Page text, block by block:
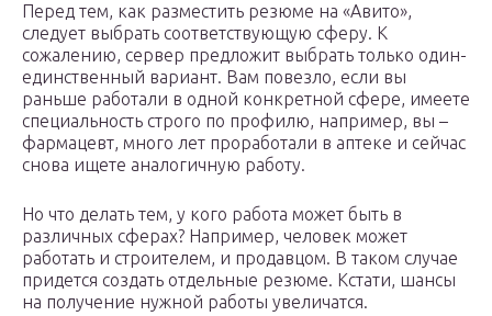
Перед тем, как разместить резюме на «Авито»,
следует выбрать соответствующую сферу. К
сожалению, сервер предложит выбрать только один-
единственный вариант. Вам повезло, если вы
раньше работали в одной конкретной сфере, имеете
специальность строго по профилю, например, вы –
фармацевт, много лет проработали в аптеке и сейчас
снова ищете аналогичную работу.
Но что делать тем, у кого работа может быть в
различных сферах? Например, человек может
работать и строителем, и продавцом. В таком случае
придется создать отдельные резюме. Кстати, шансы
на получение нужной работы увеличатся.